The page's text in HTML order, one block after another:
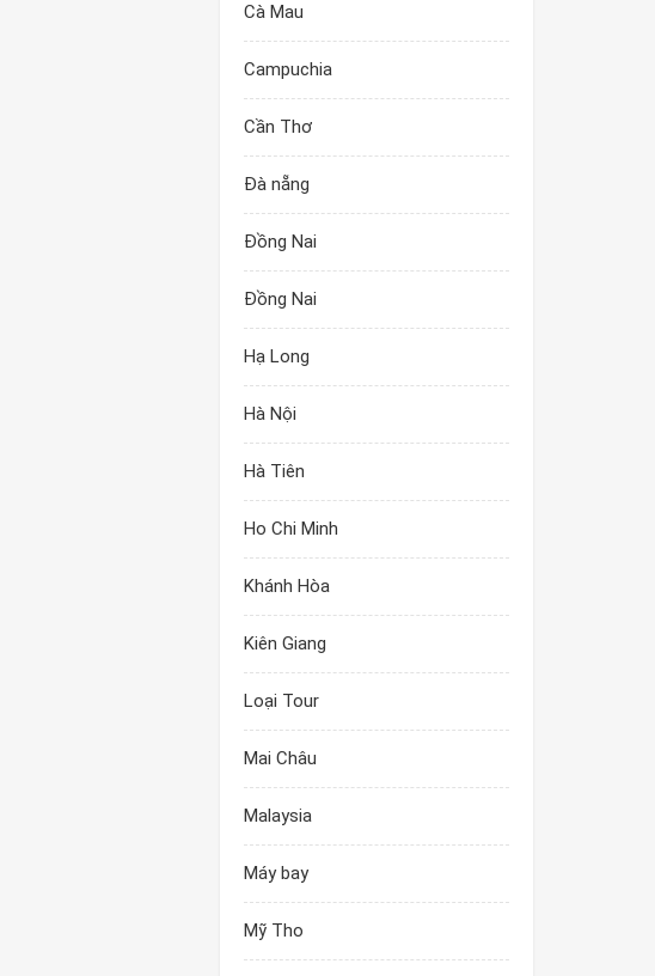
Cà Mau
Campuchia
Cần Thơ
Đà nẵng
Đồng Nai
Đồng Nai
Hạ Long
Hà Nội
Hà Tiên
Ho Chi Minh
Khánh Hòa
Kiên Giang
Loại Tour
Mai Châu
Malaysia
Máy bay
Mỹ Tho